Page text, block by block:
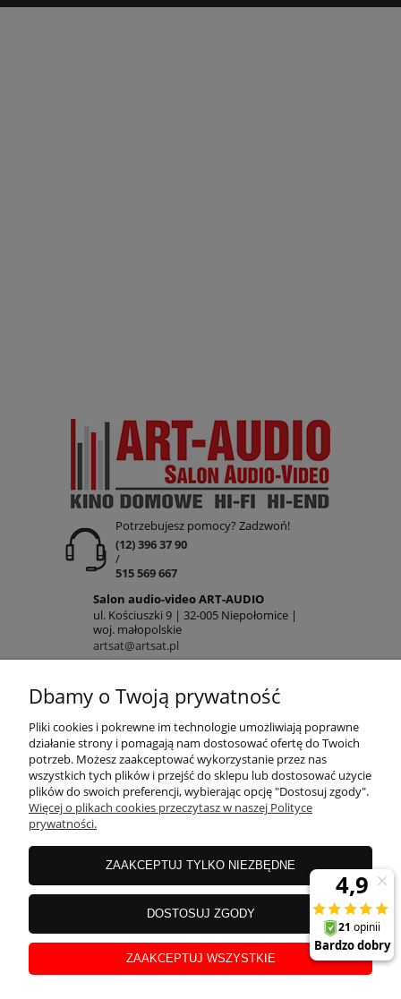
Potrzebujesz pomocy? Zadzwoń!
(12) 396 37 90
/
515 569 667
Salon audio-video ART-AUDIO
ul. Kościuszki 9 | 32-005 Niepołomice |
woj. małopolskie
artsat@artsat.pl
NIP: 6782225502 | REGON: 120645712
POMOC
MOJE KONTO
PŁATNOŚCI
INFORMACJE
O NAS
Dbamy o Twoją prywatność
Pliki cookies i pokrewne im technologie umożliwiają poprawne
działanie strony i pomagają nam dostosować ofertę do Twoich
potrzeb. Możesz zaakceptować wykorzystanie przez nas
wszystkich tych plików i przejść do sklepu lub dostosować użycie
plików do swoich preferencji, wybierając opcję "Dostosuj zgody".
Więcej o plikach cookies przeczytasz w naszej Polityce
prywatności.
ZAAKCEPTUJ TYLKO NIEZBĘDNE
DOSTOSUJ ZGODY
ZAAKCEPTUJ WSZYSTKIE